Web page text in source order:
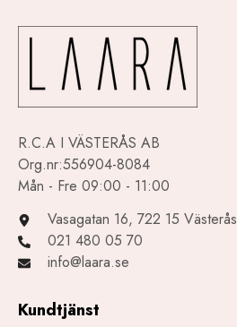
R.C.A I VÄSTERÅS AB
Org.nr:556904-8084
Mån - Fre 09:00 - 11:00
Vasagatan 16, 722 15 Västerås
021 480 05 70
info@laara.se
Kundtjänst